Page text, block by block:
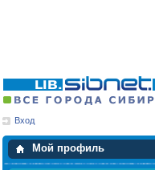
Вход
Мой профиль
Мои закладки